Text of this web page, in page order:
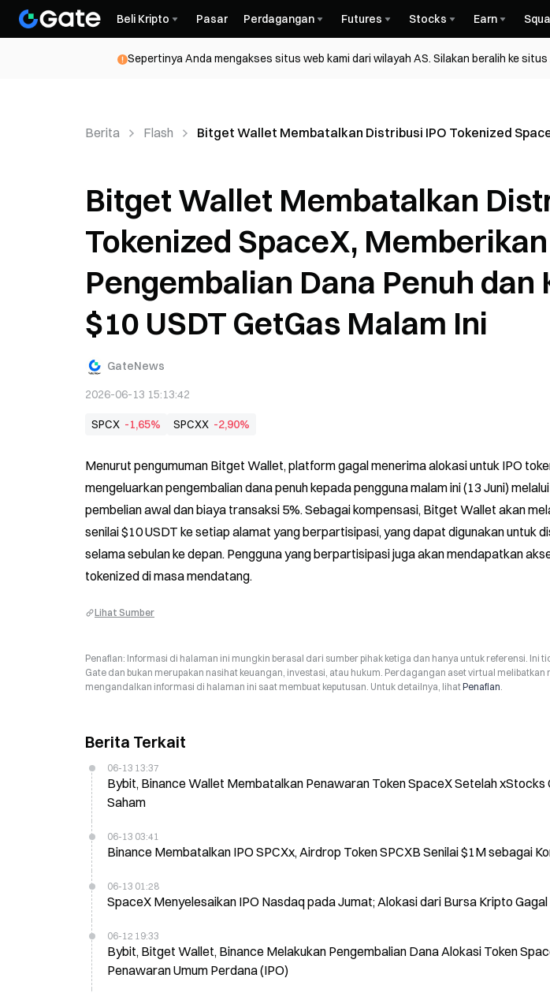
Beli Kripto Pasar Perdagangan Futures Stocks Earn
Sepertinya Anda mengakses situs web kami dari wilayah AS. Silakan beralih ke
Berita Flash Bitget Wallet Membatalkan Distribusi IPO Tokenized
Bitget Wallet Membatalkan
Tokenized SpaceX, Memberikan
Pengembalian Dana Penuh dan
$10 USDT GetGas Malam Ini
GateNews
2026-06-13 15:13:42
SPCX -1,65% SPCXX -2,90%
Menurut pengumuman Bitget Wallet, platform gagal menerima alokasi untuk IPO
mengeluarkan pengembalian dana penuh kepada pengguna malam ini (13 Juni)
pembelian awal dan biaya transaksi 5%. Sebagai kompensasi, Bitget Wallet akan
senilai $10 USDT ke setiap alamat yang berpartisipasi, yang dapat digunakan untuk
selama sebulan ke depan. Pengguna yang berpartisipasi juga akan mendapatkan
tokenized di masa mendatang.
Lihat Sumber
Penafian: Informasi di halaman ini mungkin berasal dari sumber pihak ketiga dan hanya untuk referensi. Ini
Gate dan bukan merupakan nasihat keuangan, investasi, atau hukum. Perdagangan aset virtual melibatkan
mengandalkan informasi di halaman ini saat membuat keputusan. Untuk detailnya, lihatPenafian.
Berita Terkait
06-13 13:37
Bybit, Binance Wallet Membatalkan Penawaran Token SpaceX Setelah xStocks
Saham
06-13 03:41
Binance Membatalkan IPO SPCXx, Airdrop
06-13 01:28
SpaceX Menyelesaikan IPO Nasdaq pada Jumat; Alokasi dari Bursa Kripto
06-12 19:33
Bybit, Bitget Wallet, Binance Melakukan Pengembalian Dana Alokasi Token
Penawaran Umum Perdana (IPO)